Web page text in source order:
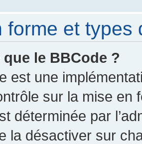
forme et types
que le BBCode ?
est une
sur la mise en
déterminée par
la désactiver sur